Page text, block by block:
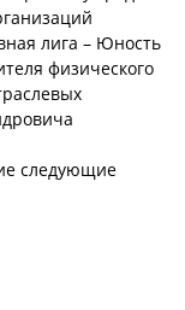
лига – Юность
физического
следующие